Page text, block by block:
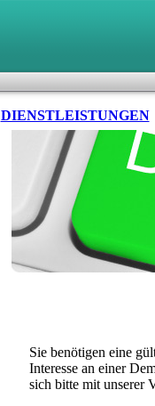
DIENSTLEISTUNGEN
Sie benötigen eine
Interesse an einer
sich bitte mit unserer